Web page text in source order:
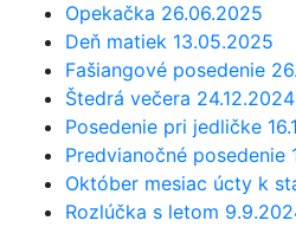
Opekačka 26.06.2025
Deň matiek 13.05.2025
Fašiangové posedenie
Štedrá večera 24.12.2024
Posedenie pri jedličke
Predvianočné posedenie
Október mesiac úcty k
Rozlúčka s letom